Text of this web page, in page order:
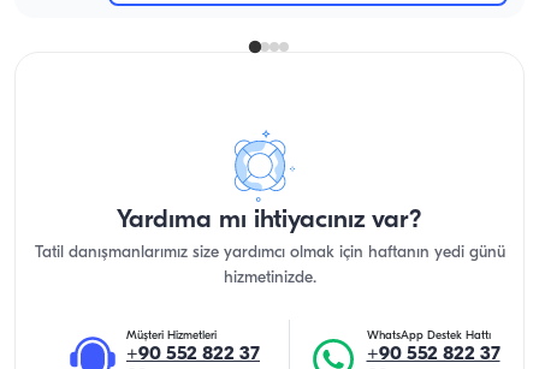
Yardıma mı ihtiyacınız var?
Tatil danışmanlarımız size yardımcı olmak için haftanın yedi günü
hizmetinizde.
Müşteri Hizmetleri
+90 552 822 37
WhatsApp Destek Hattı
+90 552 822 37